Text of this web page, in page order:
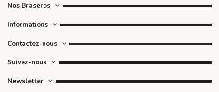
Nos Braseros
Informations
Contactez-nous
Suivez-nous
Newsletter